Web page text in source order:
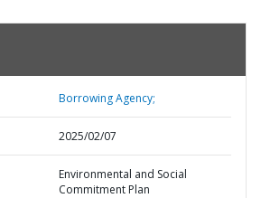
Borrowing Agency;
2025/02/07
Environmental and Social
Commitment Plan